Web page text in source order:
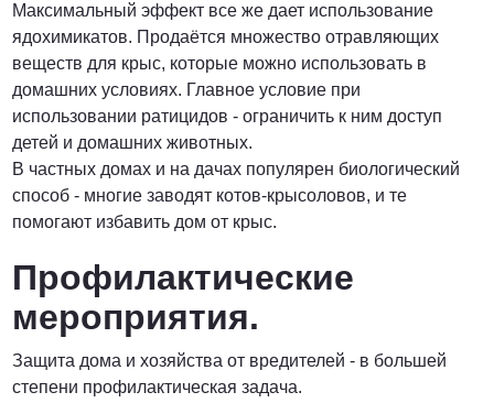
Максимальный эффект все же дает использование
ядохимикатов. Продаётся множество отравляющих
веществ для крыс, которые можно использовать в
домашних условиях. Главное условие при
использовании ратицидов - ограничить к ним доступ
детей и домашних животных.
В частных домах и на дачах популярен биологический
способ - многие заводят котов-крысоловов, и те
помогают избавить дом от крыс.
Профилактические
мероприятия.
Защита дома и хозяйства от вредителей - в большей
степени профилактическая задача.